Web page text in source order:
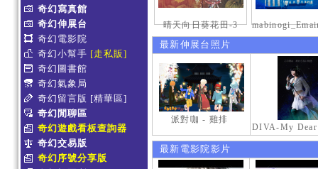
奇幻寫真館
奇幻伸展台
奇幻電影院
奇幻小幫手 [走私販]
奇幻圖書館
奇幻氣象局
奇幻留言版 [精華區]
奇幻閒聊區
奇幻遊戲看板查詢器
奇幻交易版
奇幻序號分享版
晴天向日葵花田-3
最新伸展台照片
派對咖 - 雞排
最新電影院影片